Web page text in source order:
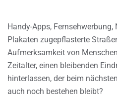
Handy-Apps, Fernsehwerbung,
Plakaten zugepflasterte
Aufmerksamkeit von
Zeitalter, einen bleibenden
hinterlassen, der beim
auch noch bestehen bleibt?